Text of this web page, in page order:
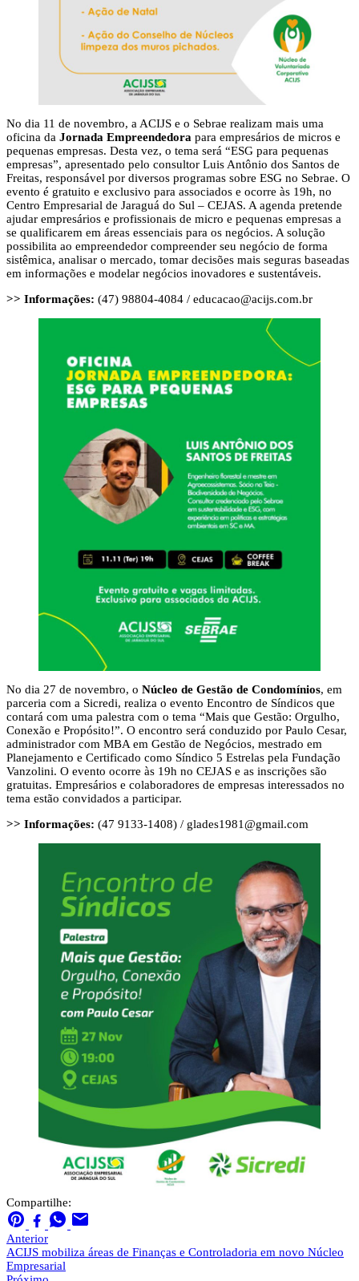
No dia 11 de novembro, a ACIJS e o Sebrae realizam mais uma
oficina da Jornada Empreendedora para empresários de micros e
pequenas empresas. Desta vez, o tema será “ESG para pequenas
empresas”, apresentado pelo consultor Luis Antônio dos Santos de
Freitas, responsável por diversos programas sobre ESG no Sebrae. O
evento é gratuito e exclusivo para associados e ocorre às 19h, no
Centro Empresarial de Jaraguá do Sul – CEJAS. A agenda pretende
ajudar empresários e profissionais de micro e pequenas empresas a
se qualificarem em áreas essenciais para os negócios. A solução
possibilita ao empreendedor compreender seu negócio de forma
sistêmica, analisar o mercado, tomar decisões mais seguras baseadas
em informações e modelar negócios inovadores e sustentáveis.
>> Informações: (47) 98804-4084 / educacao@acijs.com.br
No dia 27 de novembro, o Núcleo de Gestão de Condomínios, em
parceria com a Sicredi, realiza o evento Encontro de Síndicos que
contará com uma palestra com o tema “Mais que Gestão: Orgulho,
Conexão e Propósito!”. O encontro será conduzido por Paulo Cesar,
administrador com MBA em Gestão de Negócios, mestrado em
Planejamento e Certificado como Síndico 5 Estrelas pela Fundação
Vanzolini. O evento ocorre às 19h no CEJAS e as inscrições são
gratuitas. Empresários e colaboradores de empresas interessados no
tema estão convidados a participar.
>> Informações: (47 9133-1408) / glades1981@gmail.com
Compartilhe:
Anterior
ACIJS mobiliza áreas de Finanças e Controladoria em novo Núcleo
Empresarial